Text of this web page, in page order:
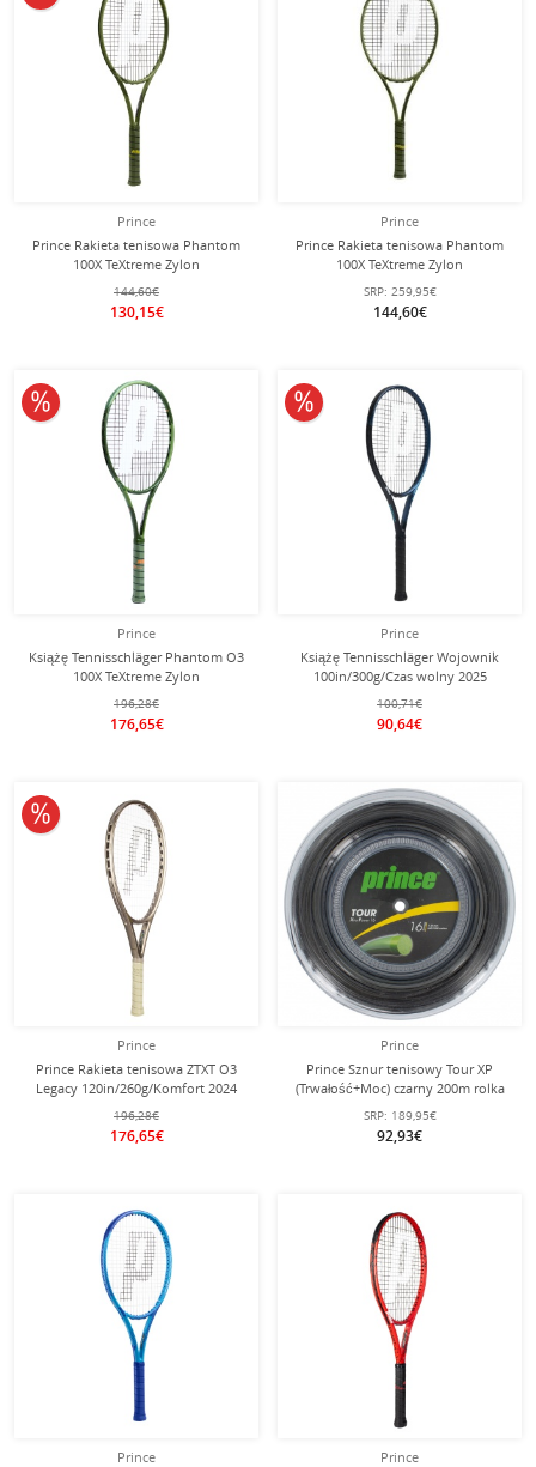
Prince
Prince Rakieta tenisowa Phantom
100X TeXtreme Zylon
naciągnięta -
144,60€
130,15€
Prince
Prince Rakieta tenisowa Phantom
100X TeXtreme Zylon
zielona - nie naciągana -
SRP: 259,95€
144,60€
Prince
Książę Tennisschläger Phantom O3
100X TeXtreme Zylon
niestrunowany -
196,28€
176,65€
10% obniżone
Prince
Książę Tennisschläger Wojownik
100in/300g/Czas wolny 2025
100,71€
90,64€
10% obniżone
Prince
Prince Rakieta tenisowa ZTXT O3
Legacy 120in/260g/Komfort 2024
196,28€
176,65€
10% obniżone
Prince
Prince Sznur tenisowy Tour XP
(Trwałość+Moc) czarny 200m rolka
SRP: 189,95€
92,93€
Prince
Prince